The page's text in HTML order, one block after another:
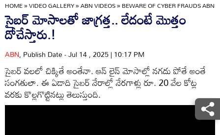
HOME»VIDEO GALLERY»ABN VIDEOS»BEWARE OF CYBER FRAUDS ABN
సైబర్ మోసాలతో జాగ్రత్త.. లేదంటే మొత్తం
దోచేస్తారు.!
ABN, Publish Date - Jul 14 , 2025 | 10:17 PM
సైబర్ వలలో చిక్కితే అంతేనా. ఆన్ లైన్ మోసాల్లో నగదు పోతే అంతే
సంగతులా. ఈ ఏడాది సైబర్ నేరాల్లో నేరగాళ్లు రూ. 20 వేల కోట్ల
వరకు కొల్లగొట్టినట్లు తెలుస్తుంది.